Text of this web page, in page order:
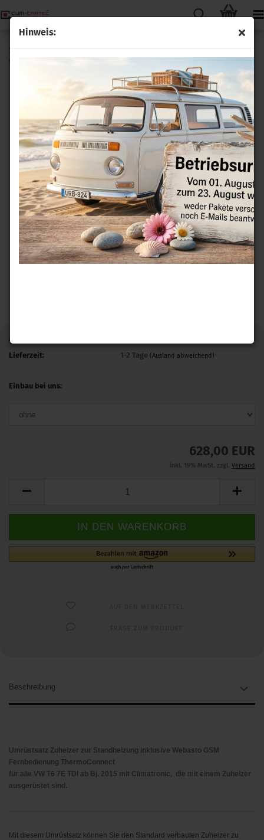
Hinweis:
Standheizung Zuheizer mit Webasto ThermoConnect für
VW T6 7E Climatronic
Art.Nr.:
Lieferzeit:
1-2 Tage(Ausland abweichend)
Einbau bei uns:
628,00 EUR
Versand
Beschreibung
Umrüstsatz Zuheizer zur Standheizung inklusive Webasto GSM
Fernbedienung ThermoConnect
für alle VW T6 7E TDI ab Bj. 2015 mit Climatronic, die mit einem Zuheizer
ausgerüstet sind.
Mit diesem Umrüstsatz können Sie den Standard verbauten Zuheizer zu